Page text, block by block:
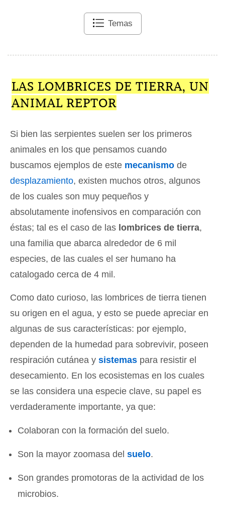
Temas
LAS LOMBRICES DE TIERRA, UN
ANIMAL REPTOR
Si bien las serpientes suelen ser los primeros
animales en los que pensamos cuando
buscamos ejemplos de este mecanismo de
desplazamiento, existen muchos otros, algunos
de los cuales son muy pequeños y
absolutamente inofensivos en comparación con
éstas; tal es el caso de las lombrices de tierra,
una familia que abarca alrededor de 6 mil
especies, de las cuales el ser humano ha
catalogado cerca de 4 mil.
Como dato curioso, las lombrices de tierra tienen
su origen en el agua, y esto se puede apreciar en
algunas de sus características: por ejemplo,
dependen de la humedad para sobrevivir, poseen
respiración cutánea y sistemas para resistir el
desecamiento. En los ecosistemas en los cuales
se las considera una especie clave, su papel es
verdaderamente importante, ya que:
Colaboran con la formación del suelo.
Son la mayor zoomasa delsuelo.
Son grandes promotoras de la actividad de los
microbios.